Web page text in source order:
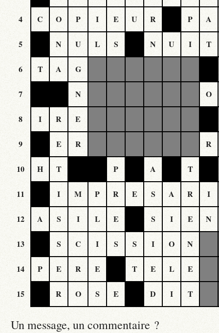
4 C O P I E U R P A
5 N U L S N U I T
6 T A G
7 N O
8 I R E
9 E R R
10 H T P A T
11 I M P R E S A R I
12 A S I L E S I E N
13 S C I S S I O N
14 P E R E T E L E
15 R O S E D I T
Un message, un commentaire ?